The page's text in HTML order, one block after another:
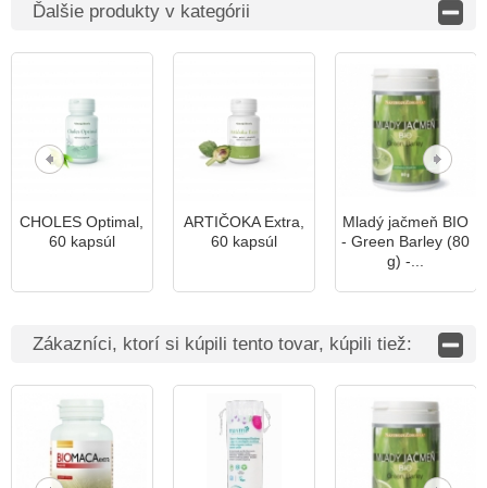
Ďalšie produkty v kategórii
CHOLES Optimal,
60 kapsúl
ARTIČOKA Extra,
60 kapsúl
Mladý jačmeň BIO
- Green Barley (80
g) -...
Zákazníci, ktorí si kúpili tento tovar, kúpili tiež: